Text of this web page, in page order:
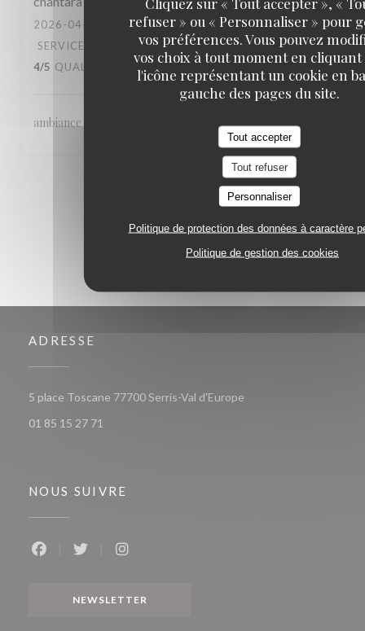
refuser » ou « Personnaliser » pour
vos préférences. Vous pouvez
vos choix à tout moment en
l'icône représentant un cookie en
gauche des pages du site.
Tout accepter
Tout refuser
Personnaliser
Politique de protection des données à caractère
Politique de gestion des cookies
2026-04-22
- 20:30 - COUVERTS 6
SERVICE
AMBIANCE: 4/5 CUISINE:
4/5 QUALITÉ / PRIX: 4/5
ambiance - accueil agréable - qualité de la cuisine
3
ADRESSE
5 place Toscane 77700 Serris-Val d'Europe
01 85 15 27 71
NOUS SUIVRE
NEWSLETTER